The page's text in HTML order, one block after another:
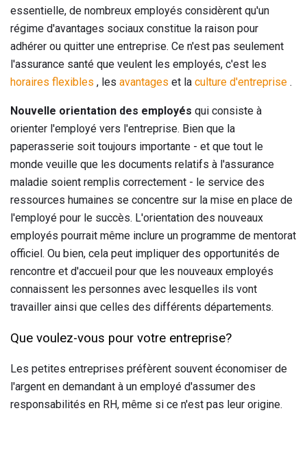
essentielle, de nombreux employés considèrent qu'un
régime d'avantages sociaux constitue la raison pour
adhérer ou quitter une entreprise. Ce n'est pas seulement
l'assurance santé que veulent les employés, c'est les
horaires flexibles , les avantages et la culture d'entreprise .
Nouvelle orientation des employés qui consiste à
orienter l'employé vers l'entreprise. Bien que la
paperasserie soit toujours importante - et que tout le
monde veuille que les documents relatifs à l'assurance
maladie soient remplis correctement - le service des
ressources humaines se concentre sur la mise en place de
l'employé pour le succès. L'orientation des nouveaux
employés pourrait même inclure un programme de mentorat
officiel. Ou bien, cela peut impliquer des opportunités de
rencontre et d'accueil pour que les nouveaux employés
connaissent les personnes avec lesquelles ils vont
travailler ainsi que celles des différents départements.
Que voulez-vous pour votre entreprise?
Les petites entreprises préfèrent souvent économiser de
l'argent en demandant à un employé d'assumer des
responsabilités en RH, même si ce n'est pas leur origine.